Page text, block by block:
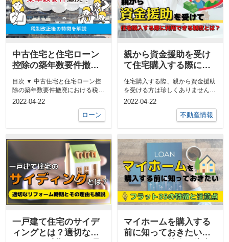
中古住宅と住宅ローン
控除の築年数要件撤
を解説
目次 ▼ 中古住宅と住宅ローン控
除の築年数要件撤廃における税制
改正▼ 中古住宅と住宅ローン控
2022-04-22
ローン
親から資金援助を受け
て住宅購入する際に利
住宅購入する際、親から資金援助
を受ける方は珍しくありません。
しかし資金援助を受けて住宅購入
2022-04-22
不動産情報
一戸建て住宅のサイデ
ィングとは？適切なリ
マイホームを購入する
前に知っておきたいフ